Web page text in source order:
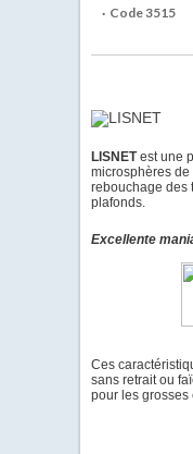
· Code 3515
LISNETest une
microsphères de
rebouchage des
plafonds.
Excellente
Ces
sans retrait ou
pour les grosses